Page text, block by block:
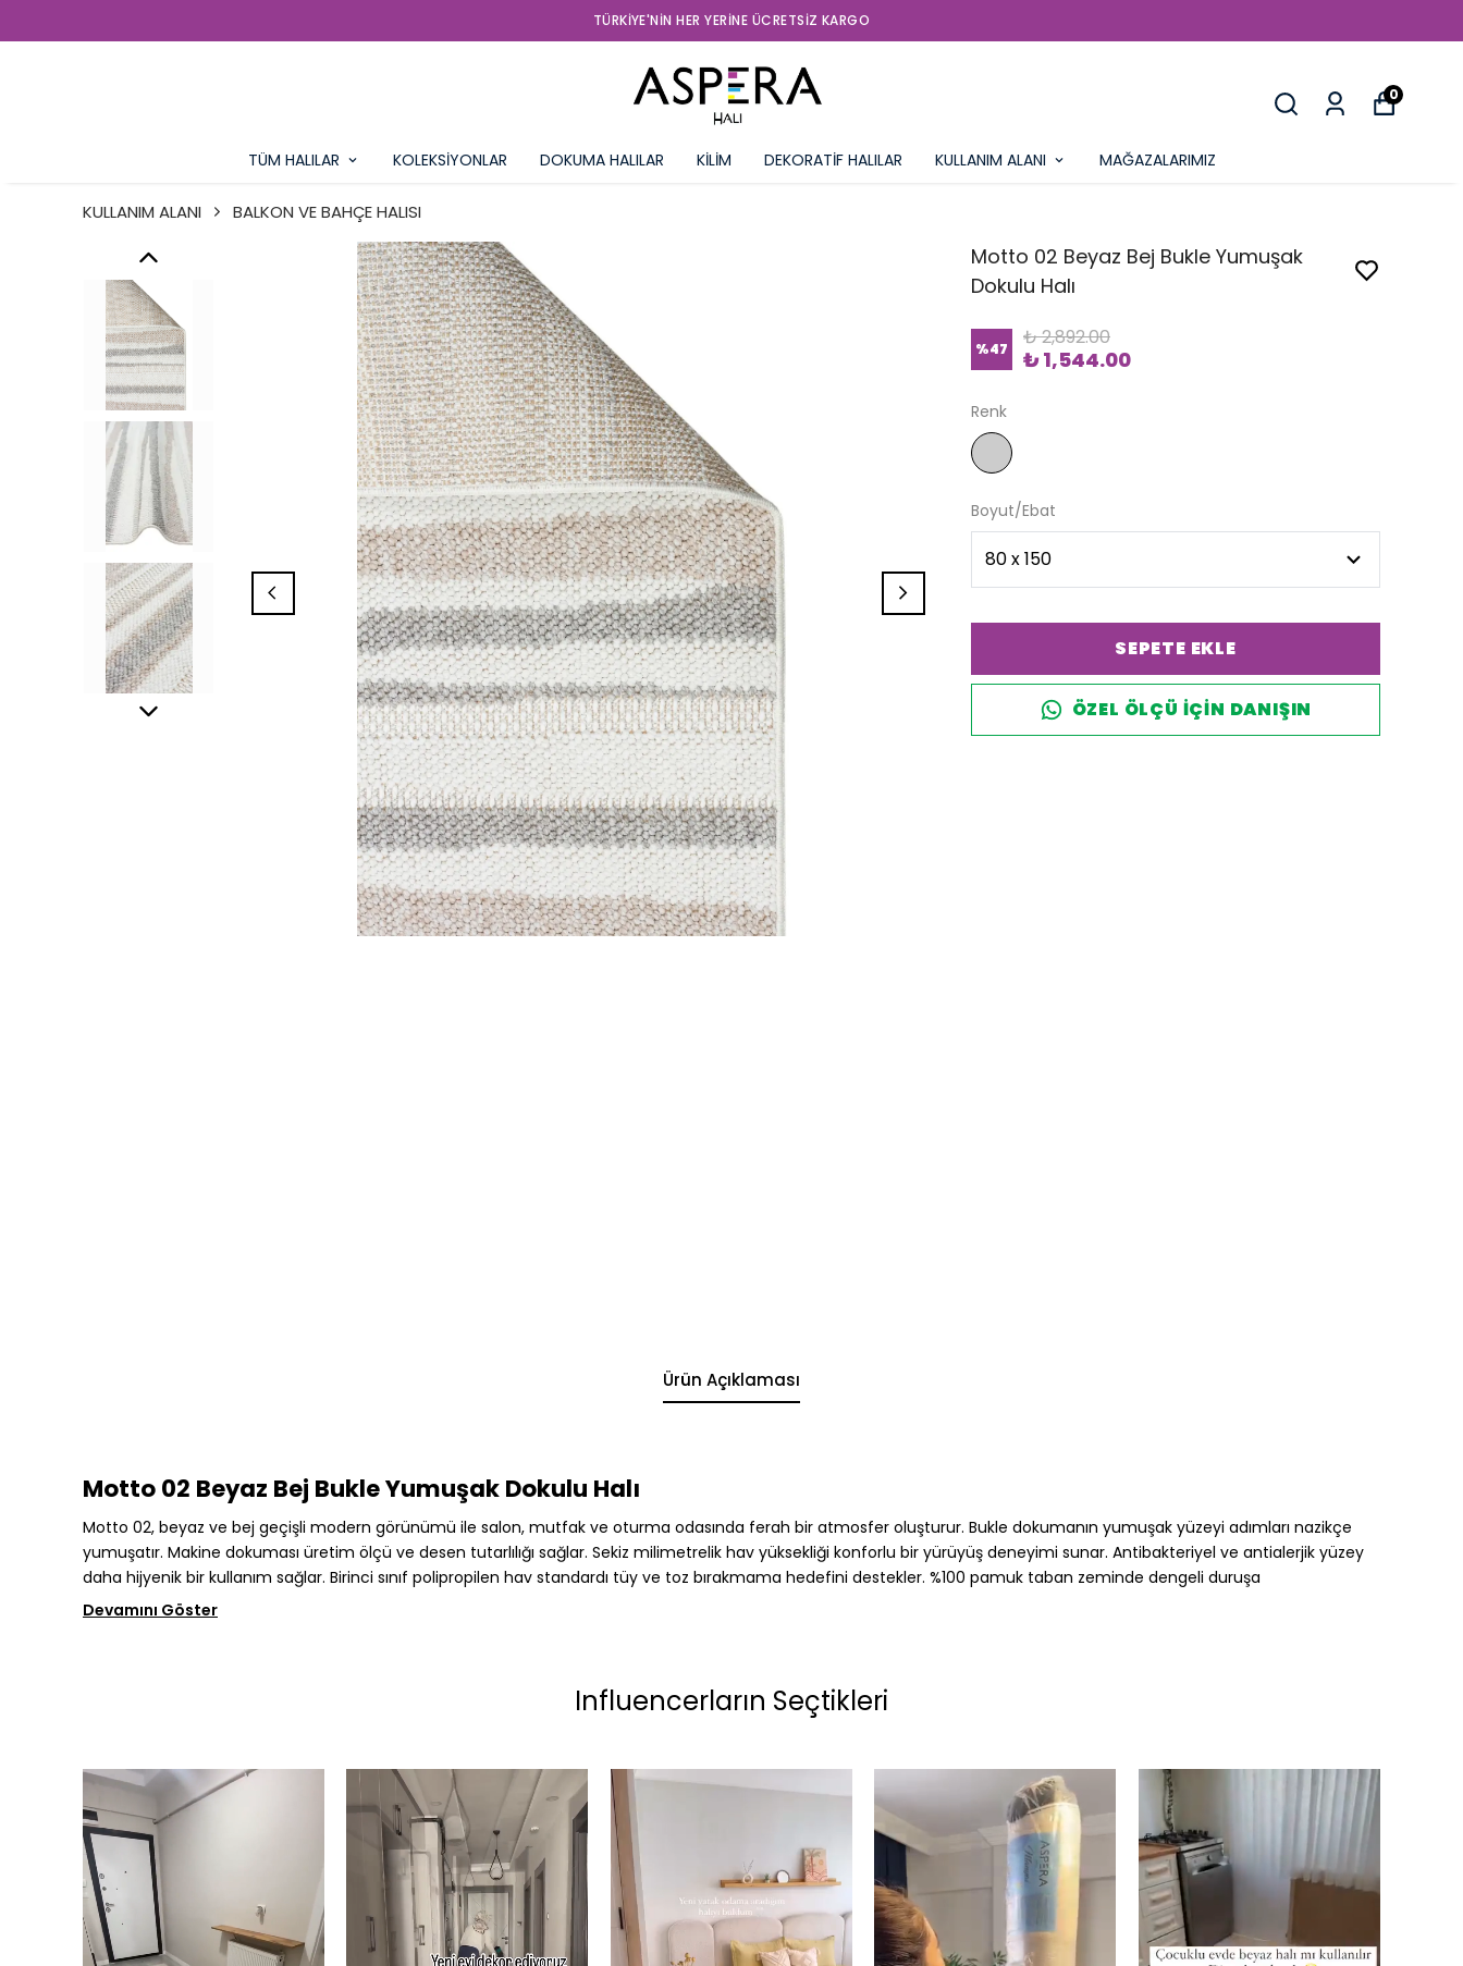
TÜRKIYE'NIN HER YERINE ÜCRETSIZ KARGO
TÜM HALILAR KOLEKSİYONLAR DOKUMA HALILAR KİLİM DEKORATİF HALILAR KULLANIM ALANI MAĞAZALARIMIZ
0
KULLANIM ALANI BALKON VE BAHÇE HALISI
Motto 02 Beyaz Bej Bukle Yumuşak
Dokulu Halı
%47 ₺ 2,892.00
₺ 1,544.00
Renk
Boyut/Ebat
SEPETE EKLE
ÖZEL ÖLÇÜ IÇIN DANIŞIN
Ürün Açıklaması
Motto 02 Beyaz Bej Bukle Yumuşak Dokulu Halı
Motto 02, beyaz ve bej geçişli modern görünümü ile salon, mutfak ve oturma odasında ferah bir atmosfer oluşturur. Bukle dokumanın yumuşak yüzeyi adımları nazikçe
yumuşatır. Makine dokuması üretim ölçü ve desen tutarlılığı sağlar. Sekiz milimetrelik hav yüksekliği konforlu bir yürüyüş deneyimi sunar. Antibakteriyel ve antialerjik yüzey
daha hijyenik bir kullanım sağlar. Birinci sınıf polipropilen hav standardı tüy ve toz bırakmama hedefini destekler. %100 pamuk taban zeminde dengeli duruşa
Devamını Göster
Influencerların Seçtikleri